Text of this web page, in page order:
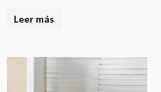
Leer más